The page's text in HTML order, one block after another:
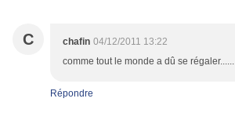
C chafin 04/12/2011 13:22
comme tout le monde a dû se régaler......
Répondre